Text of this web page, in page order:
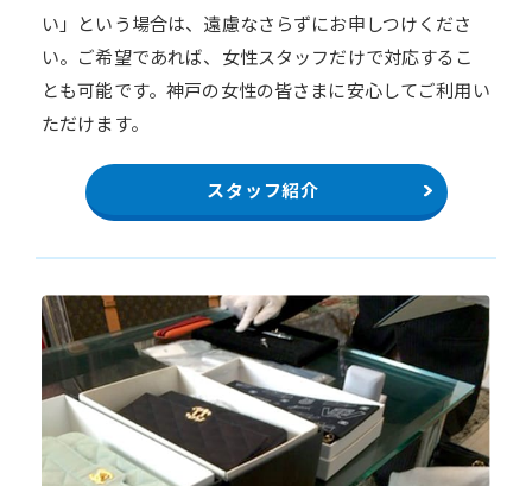
い」という場合は、遠慮なさらずにお申しつけくださ
い。ご希望であれば、女性スタッフだけで対応するこ
とも可能です。神戸の女性の皆さまに安心してご利用い
ただけます。
スタッフ紹介